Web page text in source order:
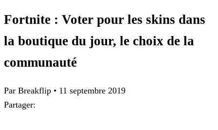
Fortnite : Voter pour les skins dans
la boutique du jour, le choix de la
communauté
Par Breakflip • 11 septembre 2019
Partager: